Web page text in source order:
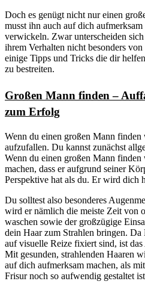
Doch es genügt nicht nur einen
musst ihn auch auf dich
verwickeln. Zwar unterscheiden
ihrem Verhalten nicht besonders
einige Tipps und Tricks die dir
zu bestreiten.
Großen Mann finden –
zum Erfolg
Wenn du einen großen Mann
aufzufallen. Du kannst zunächst
Wenn du einen großen Mann
machen, dass er aufgrund seiner
Perspektive hat als du. Er wird dich
Du solltest also besonderes
wird er nämlich die meiste Zeit von
waschen sowie der großzügige
dein Haar zum Strahlen bringen.
auf visuelle Reize fixiert sind, ist
Mit gesunden, strahlenden Haaren
auf dich aufmerksam machen, als
Frisur noch so aufwendig gestaltet